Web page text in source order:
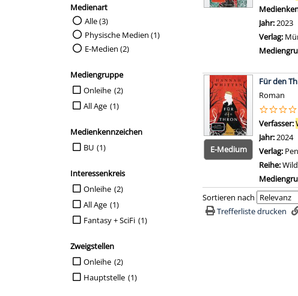
Medienart
Suche auf Medienart einschränken
Alle (3)
Physische Medien (1)
E-Medien (2)
Mediengruppe
Suche auf Mediengruppe einschränken
(2)
Onleihe
(1)
All Age
Medienkennzeichen
Suche auf Medienkennzeichen einschränken
(1)
BU
Interessenkreis
Suche auf Interessenkreis einschränken
(2)
Onleihe
(1)
All Age
(1)
Fantasy + SciFi
Zweigstellen
Suche auf Zweigstellen einschränken
(2)
Onleihe
(1)
Hauptstelle
Jahr:2023
Verlag:
E-Medium
Für den
Roman
Verfasser:
Jahr:2024
Verlag:
Reihe:
Sortieren nach
Trefferliste drucken